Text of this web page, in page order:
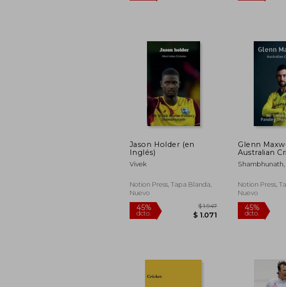
50% $ 2.408
$ 1.204
Jason Holder (en
Inglés)
Vivek
Notion Press, Tapa Blanda,
Nuevo
Glenn
Australian
(en Inglés)
Shambhunath,
Notion Press,
Nuevo